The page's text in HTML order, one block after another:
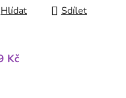
Hlídat Sdílet
Kč